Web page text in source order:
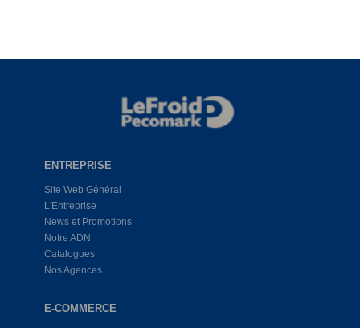
ENTREPRISE
Site Web Général
L'Entreprise
News et Promotions
Notre ADN
Catalogues
Nos Agences
E-COMMERCE